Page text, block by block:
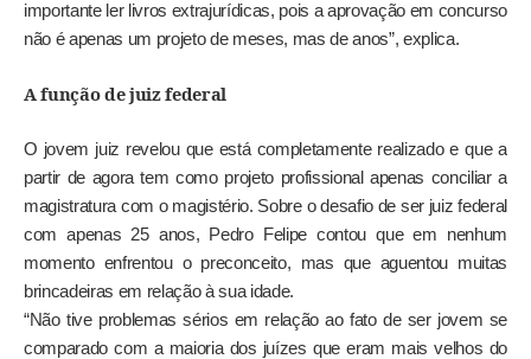
importante ler livros extrajurídicas, pois a aprovação em concurso
não é apenas um projeto de meses, mas de anos”, explica.
A função de juiz federal
O jovem juiz revelou que está completamente realizado e que a
partir de agora tem como projeto profissional apenas conciliar a
magistratura com o magistério. Sobre o desafio de ser juiz federal
com apenas 25 anos, Pedro Felipe contou que em nenhum
momento enfrentou o preconceito, mas que aguentou muitas
brincadeiras em relação à sua idade.
“Não tive problemas sérios em relação ao fato de ser jovem se
comparado com a maioria dos juízes que eram mais velhos do